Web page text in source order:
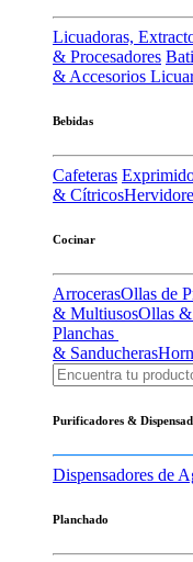
Licuadoras,
& Procesadores
& Accesorios
Bebidas
Cafeteras
& Cítricos
Cocinar
ArrocerasOllas de
& MultiusosOllas &
Planchas
& Sanducheras
Purificadores &
Dispensadores de
Planchado